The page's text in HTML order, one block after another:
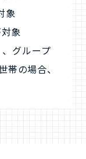
象
象
グループ
の場合、